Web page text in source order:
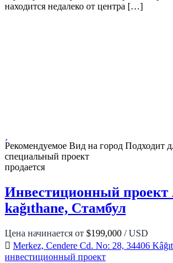
находится недалеко от центра […]
Рекомендуемое Вид на город Подходит
специальный проект
продается
Инвестиционный проект
kağıthane, Стамбул
Цена начинается от $199,000 / USD
Merkez, Cendere Cd. No: 28, 34406
инвестиционный проект